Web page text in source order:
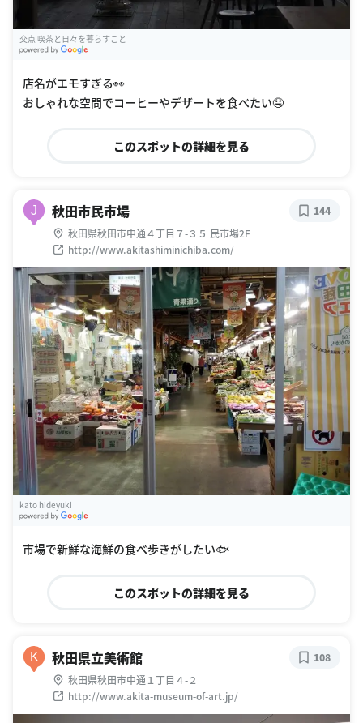
交点 喫茶と日々を暮らすこと
店名がエモすぎる👀
おしゃれな空間でコーヒーやデザートを食べたい🤤
このスポットの詳細を見る
J 秋田市民市場
秋田県秋田市中通４丁目７-３５ 民市場2F
http://www.akitashiminichiba.com/
144
kato hideyuki
市場で新鮮な海鮮の食べ歩きがしたい🐟
このスポットの詳細を見る
K 秋田県立美術館
秋田県秋田市中通１丁目４-２
http://www.akita-museum-of-art.jp/
108